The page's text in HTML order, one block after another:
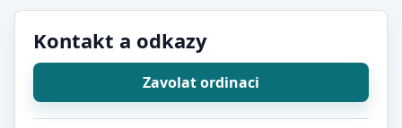
Kontakt a odkazy
Zavolat ordinaci